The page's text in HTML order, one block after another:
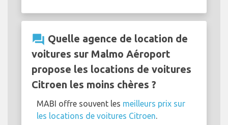
question_answer Quelle agence de location de
voitures sur Malmo Aéroport
propose les locations de voitures
Citroen les moins chères ?
MABI offre souvent les meilleurs prix sur
les locations de voitures Citroen.